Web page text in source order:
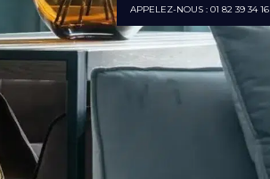
APPELEZ-NOUS : 01 82 39 34 16